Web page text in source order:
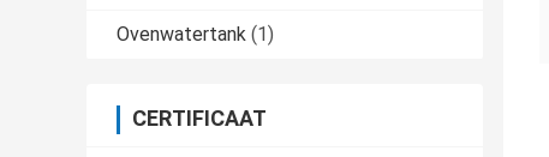
Ovenwatertank (1)
CERTIFICAAT